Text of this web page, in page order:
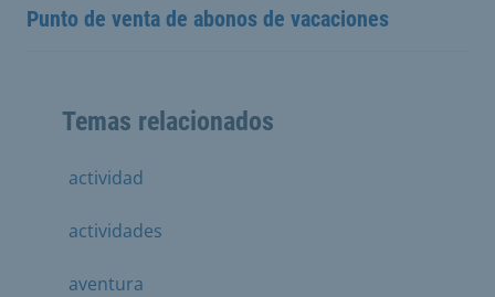
Punto de venta de abonos de vacaciones
Temas relacionados
actividad
actividades
aventura